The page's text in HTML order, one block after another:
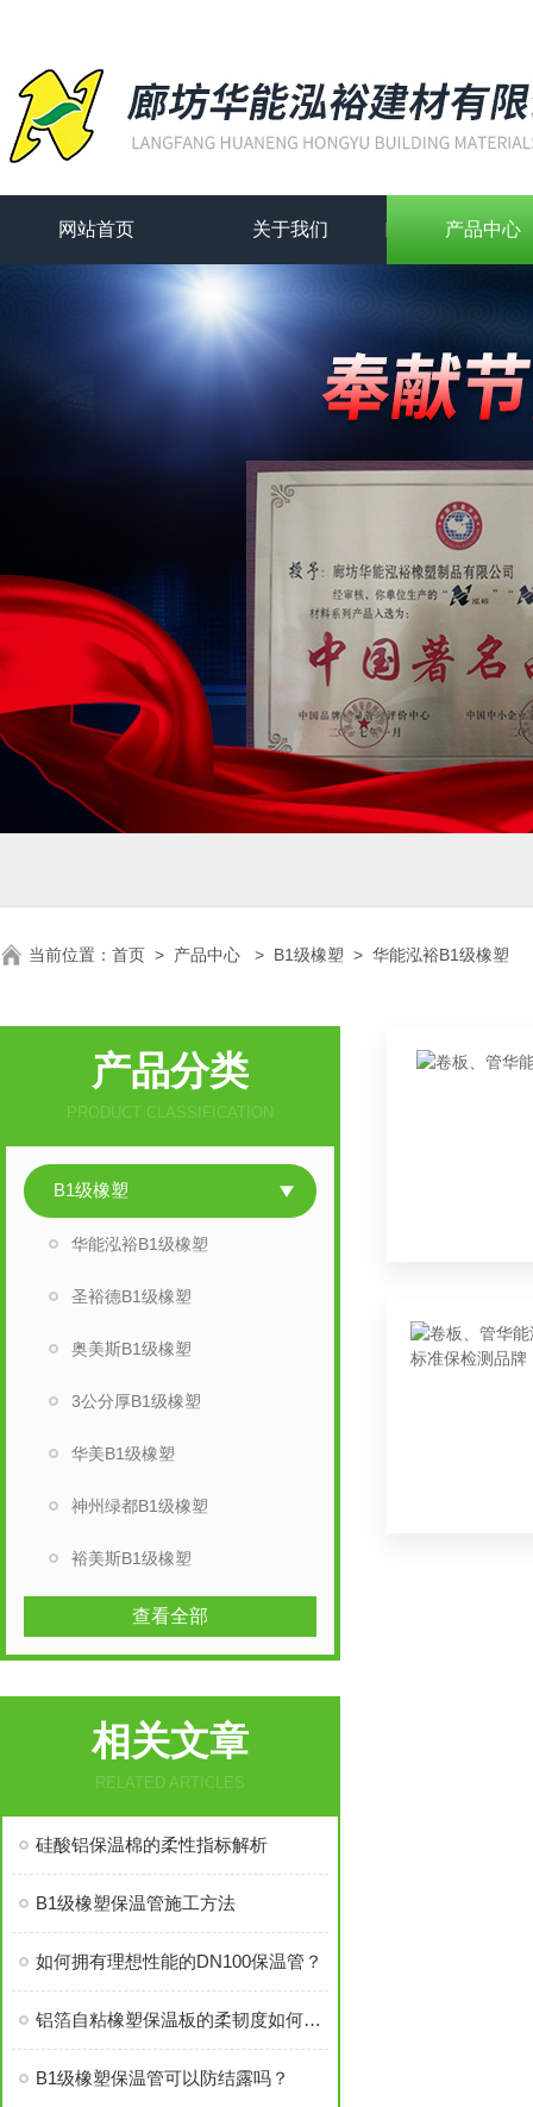
网站首页 关于我们 产品中心
当前位置： 首页 > 产品中心 > B1级橡塑 > 华能泓裕B1级橡塑
产品分类
PRODUCT CLASSIFICATION
B1级橡塑
华能泓裕B1级橡塑
圣裕德B1级橡塑
奥美斯B1级橡塑
3公分厚B1级橡塑
华美B1级橡塑
神州绿都B1级橡塑
裕美斯B1级橡塑
查看全部
相关文章
RELATED ARTICLES
硅酸铝保温棉的柔性指标解析
B1级橡塑保温管施工方法
如何拥有理想性能的DN100保温管？
铝箔自粘橡塑保温板的柔韧度如何实现？
B1级橡塑保温管可以防结露吗？